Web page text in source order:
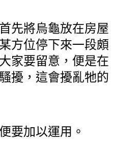
先將烏龜放在房屋
方位停下來一段頗
家要留意，便是在
擾，這會擾亂牠的
要加以運用。